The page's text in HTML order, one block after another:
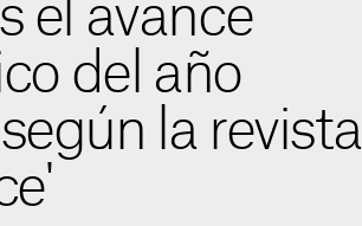
el avance
del año
la revista